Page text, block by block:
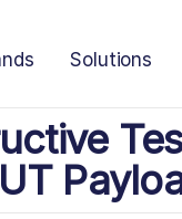
Solutions